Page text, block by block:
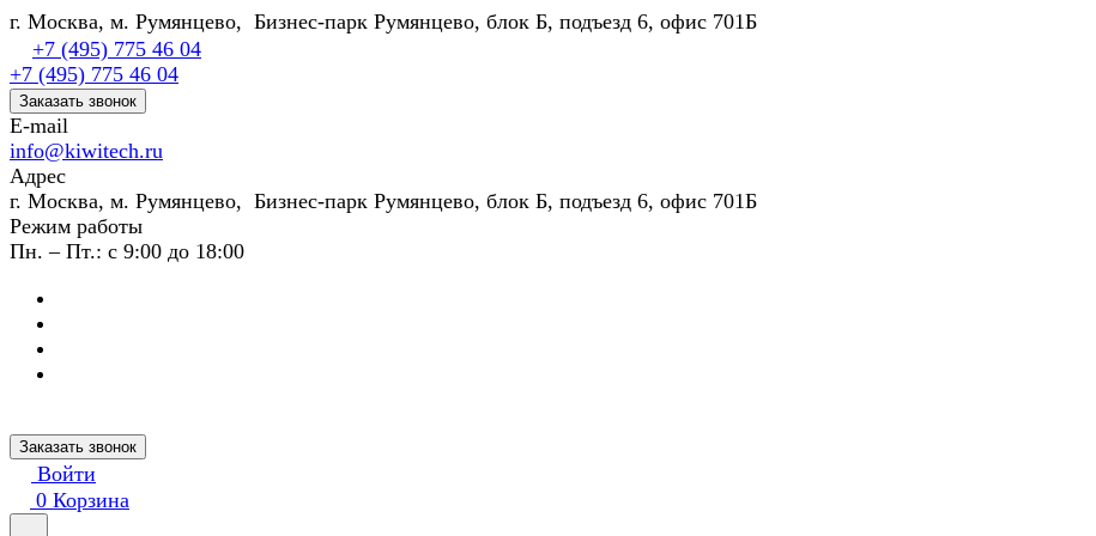
г. Москва, м. Румянцево, Бизнес-парк Румянцево, блок Б, подъезд 6, офис 701Б
+7 (495) 775 46 04
+7 (495) 775 46 04
Заказать звонок
E-mail
info@kiwitech.ru
Адрес
г. Москва, м. Румянцево, Бизнес-парк Румянцево, блок Б, подъезд 6, офис 701Б
Режим работы
Пн. – Пт.: с 9:00 до 18:00
Заказать звонок
Войти
0 Корзина